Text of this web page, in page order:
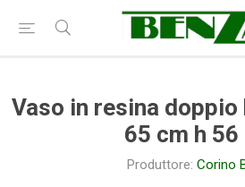
Vaso in resina
65 cm h 56
Produttore: Corino